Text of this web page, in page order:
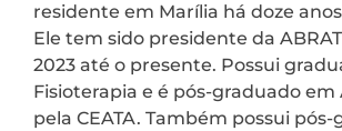
residente em Marília há doze
Ele tem sido presidente da
2023 até o presente. Possui
Fisioterapia e é pós-graduado
pela CEATA. Também possui